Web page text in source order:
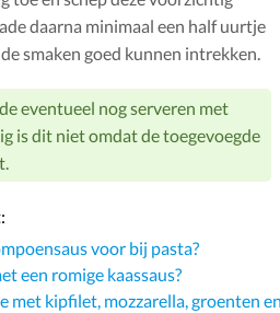
daarna minimaal een half uurtje
smaken goed kunnen intrekken.
eventueel nog serveren met
is dit niet omdat de toegevoegde
voor bij pasta?
een romige kaassaus?
met kipfilet, mozzarella, groenten